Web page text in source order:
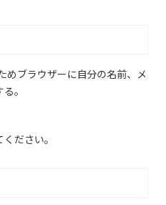
めブラウザーに自分の名前、メ
。
ださい。